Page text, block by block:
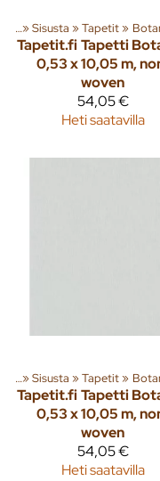
‪»Sisusta ‪»Tapetit‪»
Tapetit.fi Tapetti
0,53 x 10,05 m,
woven
54,05 €
Heti saatavilla
Tuoteryhmiä
‪»Sisusta ‪»Tapetit‪»
Tapetit.fi Tapetti
0,53 x 10,05 m,
woven
54,05 €
Heti saatavilla
Tuoteryhmiä